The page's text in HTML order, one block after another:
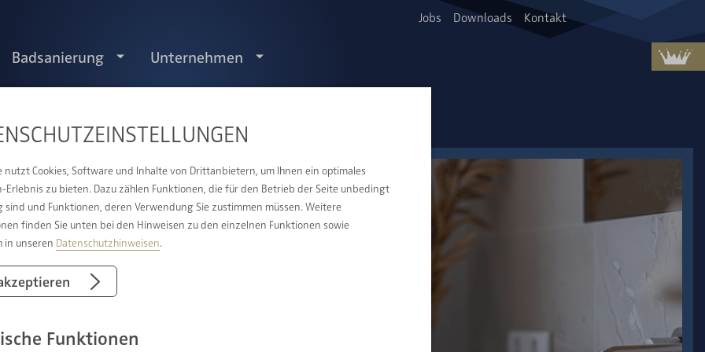
nutzt Cookies, Software und Inhalte von Drittanbietern, um Ihnen ein optimales
Erlebnis zu bieten. Dazu zählen Funktionen, die für den Betrieb der Seite unbedingt
sind und Funktionen, deren Verwendung Sie zustimmen müssen. Weitere
finden Sie unten bei den Hinweisen zu den einzelnen Funktionen sowie
in unseren Datenschutzhinweisen.
Funktionen
Badsanierung Unternehmen
Jobs Downloads Kontakt
SIND
gestalten - wir